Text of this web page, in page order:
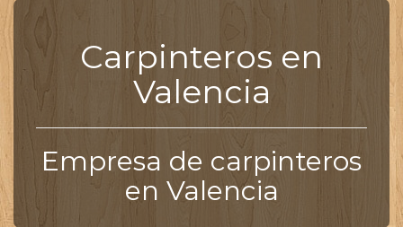
Carpinteros en
Valencia
Empresa de carpinteros
en Valencia